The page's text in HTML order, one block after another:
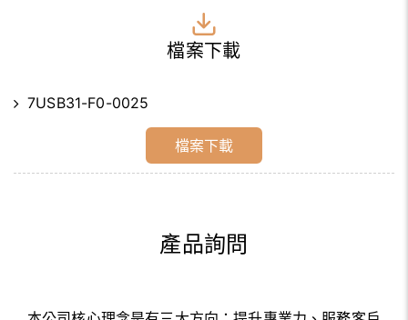
檔案下載
7USB31-F0-0025
檔案下載
產品詢問